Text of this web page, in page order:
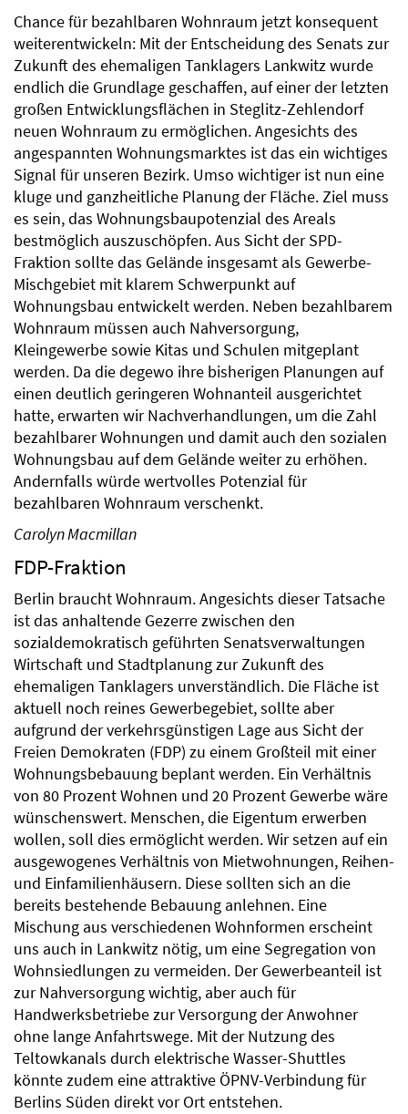
Chance für bezahlbaren Wohnraum jetzt konsequent
weiterentwickeln: Mit der Entscheidung des Senats zur
Zukunft des ehemaligen Tanklagers Lankwitz wurde
endlich die Grundlage geschaffen, auf einer der letzten
großen Entwicklungsflächen in Steglitz-Zehlendorf
neuen Wohnraum zu ermöglichen. Angesichts des
angespannten Wohnungsmarktes ist das ein wichtiges
Signal für unseren Bezirk. Umso wichtiger ist nun eine
kluge und ganzheitliche Planung der Fläche. Ziel muss
es sein, das Wohnungsbaupotenzial des Areals
bestmöglich auszuschöpfen. Aus Sicht der SPD-
Fraktion sollte das Gelände insgesamt als Gewerbe-
Mischgebiet mit klarem Schwerpunkt auf
Wohnungsbau entwickelt werden. Neben bezahlbarem
Wohnraum müssen auch Nahversorgung,
Kleingewerbe sowie Kitas und Schulen mitgeplant
werden. Da die degewo ihre bisherigen Planungen auf
einen deutlich geringeren Wohnanteil ausgerichtet
hatte, erwarten wir Nachverhandlungen, um die Zahl
bezahlbarer Wohnungen und damit auch den sozialen
Wohnungsbau auf dem Gelände weiter zu erhöhen.
Andernfalls würde wertvolles Potenzial für
bezahlbaren Wohnraum verschenkt.
Carolyn Macmillan
FDP-Fraktion
Berlin braucht Wohnraum. Angesichts dieser Tatsache
ist das anhaltende Gezerre zwischen den
sozialdemokratisch geführten Senatsverwaltungen
Wirtschaft und Stadtplanung zur Zukunft des
ehemaligen Tanklagers unverständlich. Die Fläche ist
aktuell noch reines Gewerbegebiet, sollte aber
aufgrund der verkehrsgünstigen Lage aus Sicht der
Freien Demokraten (FDP) zu einem Großteil mit einer
Wohnungsbebauung beplant werden. Ein Verhältnis
von 80 Prozent Wohnen und 20 Prozent Gewerbe wäre
wünschenswert. Menschen, die Eigentum erwerben
wollen, soll dies ermöglicht werden. Wir setzen auf ein
ausgewogenes Verhältnis von Mietwohnungen, Reihen-
und Einfamilienhäusern. Diese sollten sich an die
bereits bestehende Bebauung anlehnen. Eine
Mischung aus verschiedenen Wohnformen erscheint
uns auch in Lankwitz nötig, um eine Segregation von
Wohnsiedlungen zu vermeiden. Der Gewerbeanteil ist
zur Nahversorgung wichtig, aber auch für
Handwerksbetriebe zur Versorgung der Anwohner
ohne lange Anfahrtswege. Mit der Nutzung des
Teltowkanals durch elektrische Wasser-Shuttles
könnte zudem eine attraktive ÖPNV-Verbindung für
Berlins Süden direkt vor Ort entstehen.